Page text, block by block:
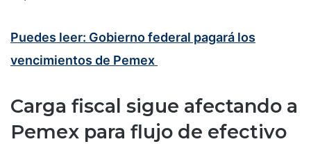
Puedes leer: Gobierno federal pagará los
vencimientos de Pemex
Carga fiscal sigue afectando a
Pemex para flujo de efectivo